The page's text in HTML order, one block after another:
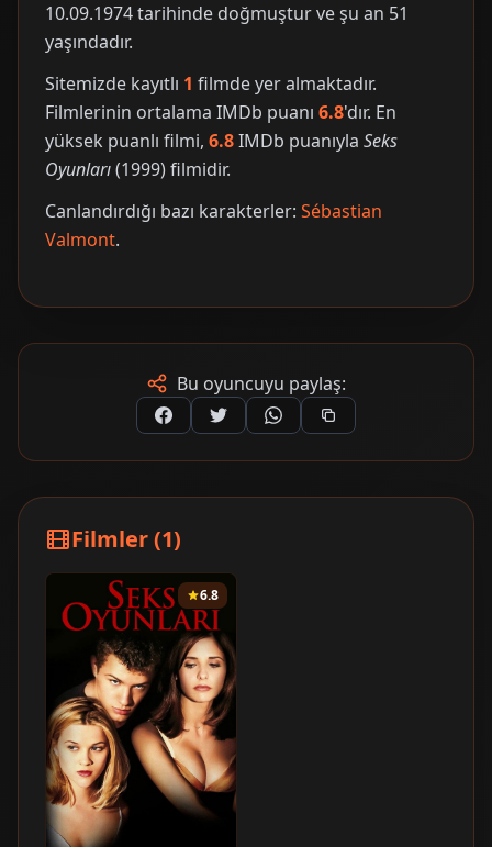
10.09.1974 tarihinde doğmuştur ve şu an 51
yaşındadır.
Sitemizde kayıtlı 1 filmde yer almaktadır.
Filmlerinin ortalama IMDb puanı 6.8'dır. En
yüksek puanlı filmi, 6.8IMDb puanıyla Seks
Oyunları(1999) filmidir.
Canlandırdığı bazı karakterler: Sébastian
Valmont.
Bu oyuncuyu paylaş:
Filmler (1)
6.8